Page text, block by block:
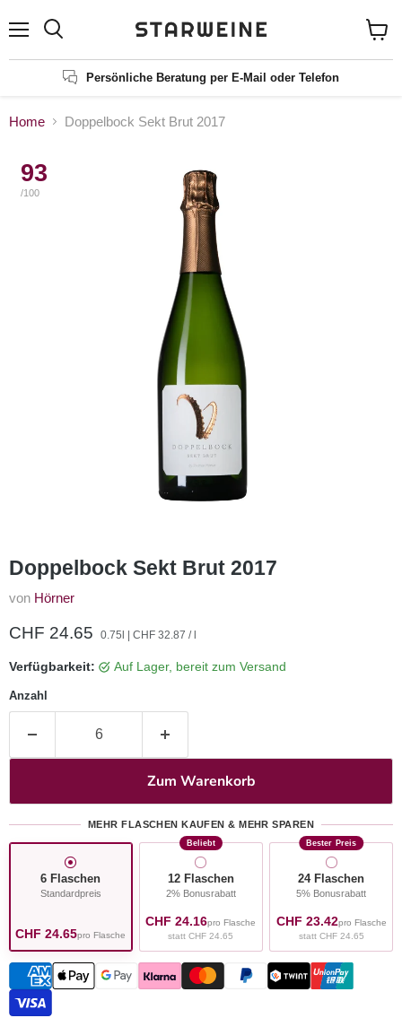
Persönliche Beratung per E-Mail oder Telefon
Home Doppelbock Sekt Brut 2017
93
/100
Doppelbock Sekt Brut 2017
von Hörner
Aktueller Preis
CHF 24.65 0.75l CHF 32.87 /
Verfügbarkeit: auf Lager, bereit zum Versand
Anzahl
Zum Warenkorb
MEHR FLASCHEN KAUFEN & MEHR SPAREN
6 Flaschen
Standardpreis
CHF 24.65pro Flasche
Beliebt
12 Flaschen
2% Bonusrabatt
CHF 24.16pro Flasche
statt CHF 24.65
Bester Preis
24 Flaschen
5% Bonusrabatt
CHF 23.42pro Flasche
statt CHF 24.65